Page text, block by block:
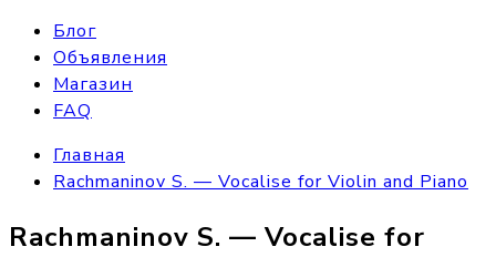
Блог
Объявления
Магазин
FAQ
Главная
Rachmaninov S. — Vocalise for Violin and Piano
Rachmaninov S. — Vocalise for